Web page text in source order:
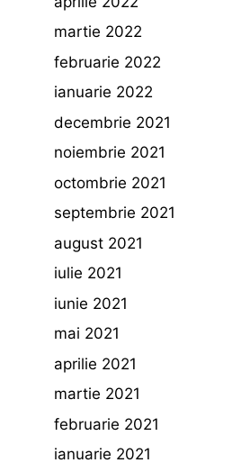
martie 2022
februarie 2022
ianuarie 2022
decembrie 2021
noiembrie 2021
octombrie 2021
septembrie 2021
august 2021
iulie 2021
iunie 2021
mai 2021
aprilie 2021
martie 2021
februarie 2021
ianuarie 2021